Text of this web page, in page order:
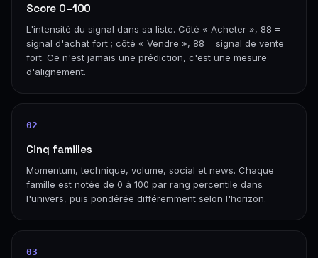
Score 0–100
L'intensité du signal dans sa liste. Côté « Acheter », 88 =
signal d'achat fort ; côté « Vendre », 88 = signal de vente
fort. Ce n'est jamais une prédiction, c'est une mesure
d'alignement.
02
Cinq familles
Momentum, technique, volume, social et news. Chaque
famille est notée de 0 à 100 par rang percentile dans
l'univers, puis pondérée différemment selon l'horizon.
03